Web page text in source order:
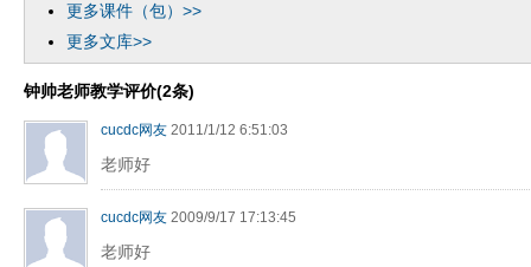
更多课件（包）>>
更多文库>>
钟帅老师教学评价(2条)
cucdc网友 2011/1/12 6:51:03
老师好
cucdc网友 2009/9/17 17:13:45
老师好